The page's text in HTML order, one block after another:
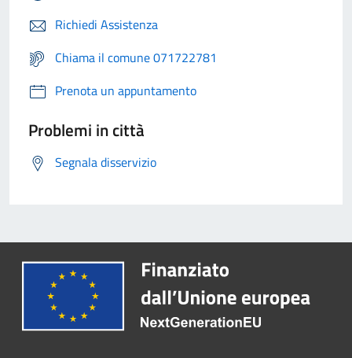
Richiedi Assistenza
Chiama il comune 071722781
Prenota un appuntamento
Problemi in città
Segnala disservizio